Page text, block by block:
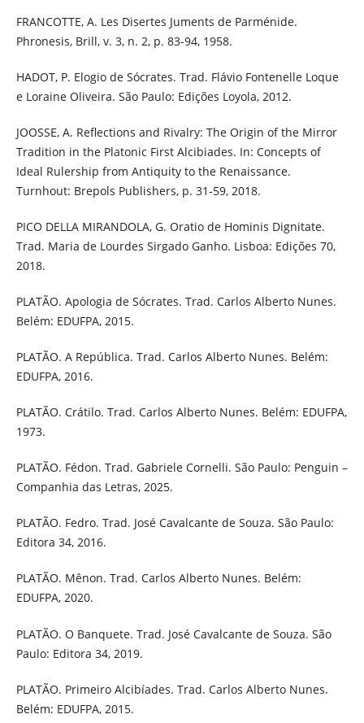
FRANCOTTE, A. Les Disertes Juments de Parménide.
Phronesis, Brill, v. 3, n. 2, p. 83-94, 1958.
HADOT, P. Elogio de Sócrates. Trad. Flávio Fontenelle Loque
e Loraine Oliveira. São Paulo: Edições Loyola, 2012.
JOOSSE, A. Reflections and Rivalry: The Origin of the Mirror
Tradition in the Platonic First Alcibiades. In: Concepts of
Ideal Rulership from Antiquity to the Renaissance.
Turnhout: Brepols Publishers, p. 31-59, 2018.
PICO DELLA MIRANDOLA, G. Oratio de Hominis Dignitate.
Trad. Maria de Lourdes Sirgado Ganho. Lisboa: Edições 70,
2018.
PLATÃO. Apologia de Sócrates. Trad. Carlos Alberto Nunes.
Belém: EDUFPA, 2015.
PLATÃO. A República. Trad. Carlos Alberto Nunes. Belém:
EDUFPA, 2016.
PLATÃO. Crátilo. Trad. Carlos Alberto Nunes. Belém: EDUFPA,
1973.
PLATÃO. Fédon. Trad. Gabriele Cornelli. São Paulo: Penguin –
Companhia das Letras, 2025.
PLATÃO. Fedro. Trad. José Cavalcante de Souza. São Paulo:
Editora 34, 2016.
PLATÃO. Mênon. Trad. Carlos Alberto Nunes. Belém:
EDUFPA, 2020.
PLATÃO. O Banquete. Trad. José Cavalcante de Souza. São
Paulo: Editora 34, 2019.
PLATÃO. Primeiro Alcibíades. Trad. Carlos Alberto Nunes.
Belém: EDUFPA, 2015.